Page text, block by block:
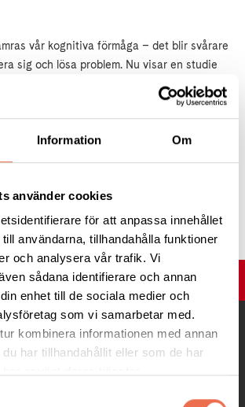
Information Om
använder cookies
för att anpassa innehållet
användarna, tillhandahålla funktioner
och analysera vår trafik. Vi
sådana identifierare och annan
enhet till de sociala medier och
som vi samarbetar med.
kombinera informationen med annan
har tillhandahållit eller som de har
vår kognitiva förmåga – det blir svårare
sig och lösa problem. Nu visar en studie
att bra hörsel och syn kan bromsa